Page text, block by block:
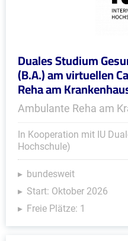
Duales Studium
(B.A.) am virtuellen
Reha am
Ambulante Reha am
In Kooperation mit IU
Hochschule)
bundesweit
Start: Oktober 2026
Freie Plätze: 1